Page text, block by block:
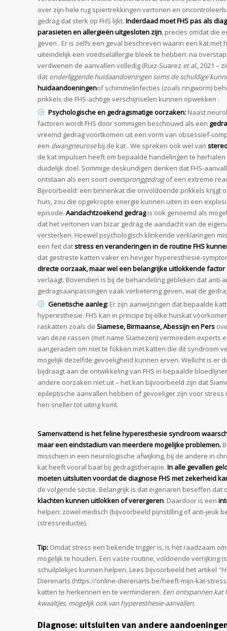
over zijn hele rug spiertrekkingen vertonen en
gedrag dat sterk op FHS lijkt. Inderdaad moet FHS pas als
parasieten en allergieën uitgesloten zijn, precies omdat die
geven . Er is zelfs een geval beschreven waarin een kat
uiteindelijk een voedselallergie bleek te hebben: na
verdwenen de aanvallen volledig (Ruiz-Suarez et al., 2021 –
dat onderliggende huidaandoeningen soms de schuldige
huidaandoeningenof schimmelinfecties (zoals ringworm)
prikkels die FHS-achtige verschijnselen kunnen opwekken .
Psychologische en gedragsmatige oorzaken: Naast
factoren wordt FHS door sommigen beschouwd als een
vreemd gedrag voortkomen uit een vorm van obsessief-
een dwangneurosebij de kat . We spreken ook wel van
de kat impulsen heeft om bepaalde handelingen te
duidelijk doel. Sommige deskundigen denken dat FHS-
ontstaan als een soort overspronggedragof een extreme
Bijvoorbeeld: een binnenkat die onvoldoende prikkels krijgt
huis, zou die opgekropte energie kunnen uiten in een
episode. Aandachtzoekend gedragis ook genoemd als
dat het vertonen van bizar gedrag de aandacht van de
versterken. Hoewel psychologisch klinkende verklaringen
een feit datstress en veranderingen in de routine FHS
dat gestreste katten vaker en heviger hyperesthesie-
directe oorzaak, maar wel een belangrijke uitlokkende factor
verlaagt. Bovendien is bij de behandeling gebleken dat anti-
gedragsaanpassingen vaak verbetering geven, wat de
Genetische aanleg: Er zijn aanwijzingen dat bepaalde
hyperesthesie. FHS kan in principe bij elke huiskat
raskatten zoals de Siamese, Birmaanse, Abessijn en Pers
van deze rassen (met name Siamezen) vermoeden experts
aangeraden om niet te fokken met katten die dit syndroom
mogelijk dezelfde gevoeligheid kunnen erven. Wellicht is er
bijdraagt aan de ontwikkeling van FHS in bepaalde
andere oorzaken niet uit – het kan bijvoorbeeld zijn dat
epileptische aanvallen hebben of gevoeliger zijn voor stress
hen sneller tot uiting komt.
Samenvattend is het feline hyperesthesie syndroom
maar een eindstadium van meerdere mogelijke problemen.
misschien in een neurologische afwijking, bij de andere in
kat heeft vooral baat bij gedragstherapie. In alle gevallen
moeten uitsluiten voordat de diagnose FHS met zekerheid
de volgende sectie. Belangrijk is dat eigenaren beseffen dat
klachten kunnen uitlokken of verergeren. Daardoor is een
helpen: zowel medisch (bijvoorbeeld pijnstilling of anti-jeuk
(stressreductie).
Tip: Omdat stress een bekende trigger is, is het raadzaam
mogelijk te houden. Een vaste routine, voldoende verrijking
schuilplekjes kunnen helpen. Lees bijvoorbeeld het artikel
Dierenarts (https://online-dierenarts.be/heeft-mijn-kat-
katten te herkennen en te verminderen. Een ontspannen kat
kwaaltjes, mogelijk ook van hyperesthesie-aanvallen.
Diagnose: uitsluiten van andere